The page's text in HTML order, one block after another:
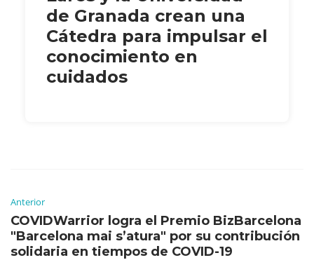
de Granada crean una
Cátedra para impulsar el
conocimiento en
cuidados
Anterior
COVIDWarrior logra el Premio BizBarcelona
"Barcelona mai s’atura" por su contribución
solidaria en tiempos de COVID-19